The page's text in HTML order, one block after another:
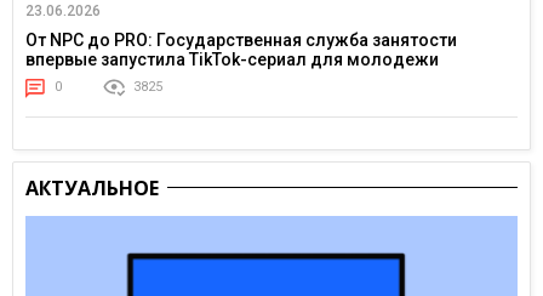
23.06.2026
От NPC до PRO: Государственная служба занятости
впервые запустила TikTok-сериал для молодежи
0 3825
АКТУАЛЬНОЕ